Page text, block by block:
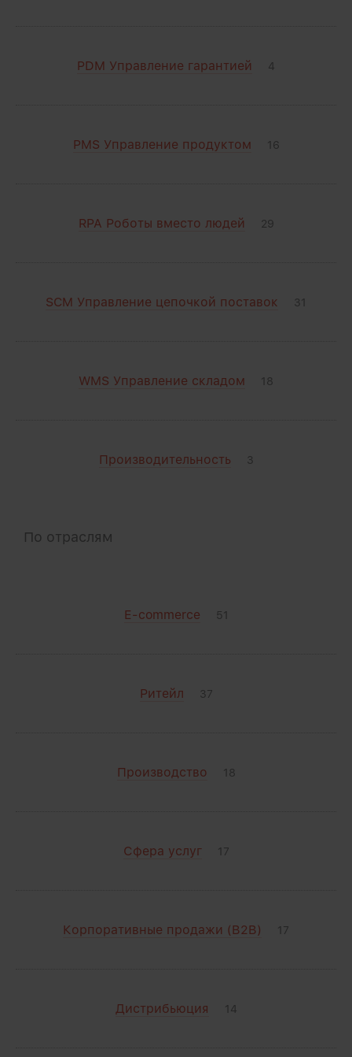
PDM Управление гарантией 4
PMS Управление продуктом 16
RPA Роботы вместо людей 29
SCM Управление цепочкой поставок 31
WMS Управление складом 18
Производительность 3
По отраслям
E-commerce 51
Ритейл 37
Производство 18
Сфера услуг 17
Корпоративные продажи (B2B) 17
Дистрибьюция 14